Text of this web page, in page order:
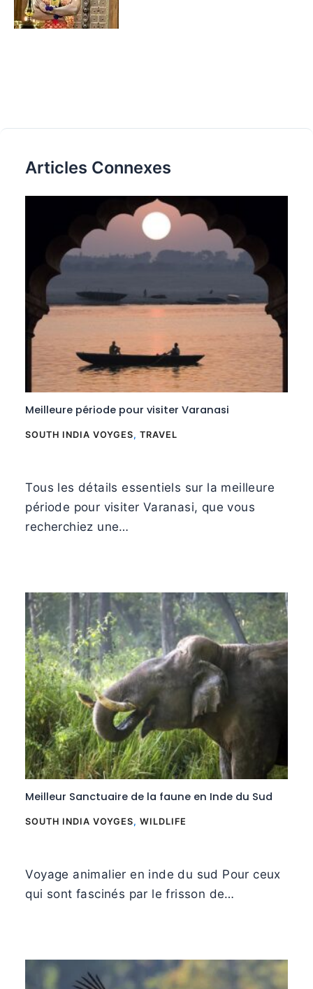
Articles Connexes
Meilleure période pour visiter Varanasi
SOUTH INDIA VOYGES,TRAVEL
Tous les détails essentiels sur la meilleure
période pour visiter Varanasi, que vous
recherchiez une…
Meilleur Sanctuaire de la faune en Inde du Sud
SOUTH INDIA VOYGES,WILDLIFE
Voyage animalier en inde du sud Pour ceux
qui sont fascinés par le frisson de…